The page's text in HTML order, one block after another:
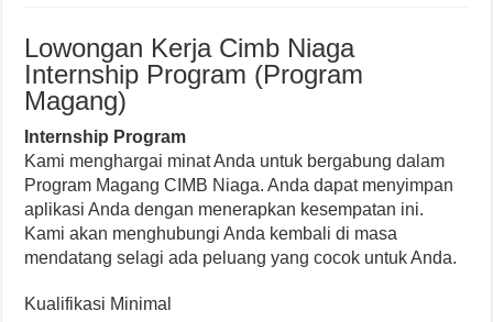
Lowongan Kerja Cimb Niaga
Internship Program (Program
Magang)
Internship Program
Kami menghargai minat Anda untuk bergabung dalam
Program Magang CIMB Niaga. Anda dapat menyimpan
aplikasi Anda dengan menerapkan kesempatan ini.
Kami akan menghubungi Anda kembali di masa
mendatang selagi ada peluang yang cocok untuk Anda.
Kualifikasi Minimal